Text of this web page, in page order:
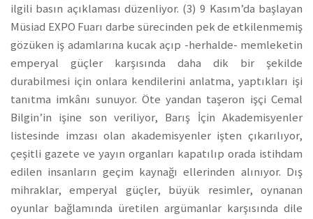
ilgili basın açıklaması düzenliyor. (3) 9 Kasım’da başlayan
Müsiad EXPO Fuarı darbe sürecinden pek de etkilenmemiş
gözüken iş adamlarına kucak açıp -herhalde- memleketin
emperyal güçler karşısında daha dik bir şekilde
durabilmesi için onlara kendilerini anlatma, yaptıkları işi
tanıtma imkânı sunuyor. Öte yandan taşeron işçi Cemal
Bilgin’in işine son veriliyor, Barış İçin Akademisyenler
listesinde imzası olan akademisyenler işten çıkarılıyor,
çeşitli gazete ve yayın organları kapatılıp orada istihdam
edilen insanların geçim kaynağı ellerinden alınıyor. Dış
mihraklar, emperyal güçler, büyük resimler, oynanan
oyunlar bağlamında üretilen argümanlar karşısında dile